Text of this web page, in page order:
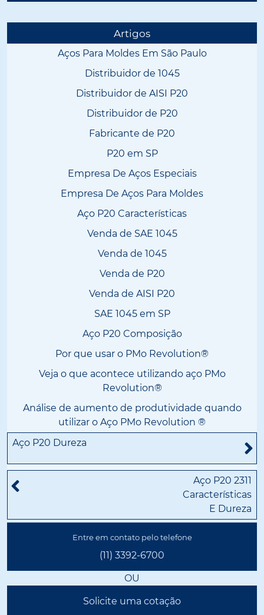
Artigos
Aços Para Moldes Em São Paulo
Distribuidor de 1045
Distribuidor de AISI P20
Distribuidor de P20
Fabricante de P20
P20 em SP
Empresa De Aços Especiais
Empresa De Aços Para Moldes
Aço P20 Características
Venda de SAE 1045
Venda de 1045
Venda de P20
Venda de AISI P20
SAE 1045 em SP
Aço P20 Composição
Por que usar o PMo Revolution®
Veja o que acontece utilizando aço PMo
Revolution®
Análise de aumento de produtividade quando
utilizar o Aço PMo Revolution ®
Aço P20 Dureza
Aço P20 2311
Características
E Dureza
Entre em contato pelo telefone
(11) 3392-6700
OU
Solicite uma cotação